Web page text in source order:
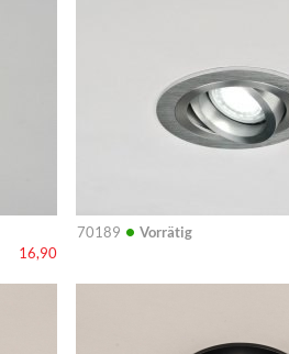
16,90
70189 • Vorrätig
Info